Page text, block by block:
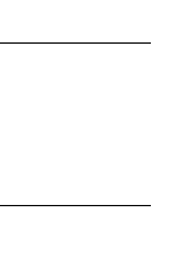
ca fiecare